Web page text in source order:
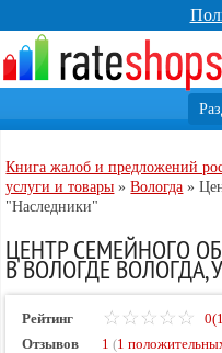
Книга жалоб и предложений
услуги и товары »Вологда »
"Наследники"
ЦЕНТР СЕМЕЙНОГО
В ВОЛОГДЕ ВОЛОГДА,
Рейтинг
Отзывов
1 (1